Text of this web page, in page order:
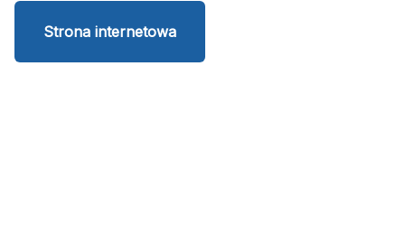
Strona internetowa